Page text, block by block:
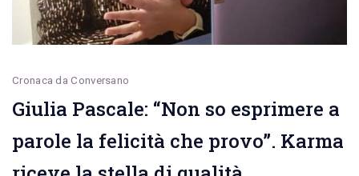
Cronaca da Conversano
Giulia Pascale: “Non so esprimere a
parole la felicità che provo”. Karma